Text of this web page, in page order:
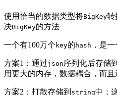
使用恰当的数据类型将BigKey转
决BigKey的方法
一个有100万个 key的 hash ，是一
方案1：通过json 序列化后存储到
用更大的内存，数据耦合，而且
方案2：打散存储到 string中；